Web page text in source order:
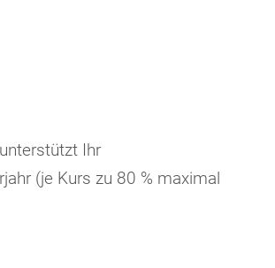
Ihr
(je Kurs zu 80 % maximal